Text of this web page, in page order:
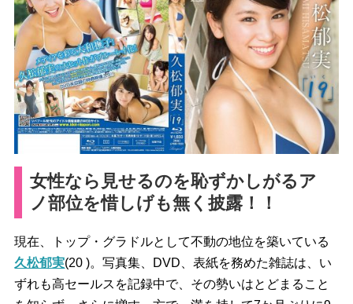
女性なら見せるのを恥ずかしがるア
ノ部位を惜しげも無く披露！！
現在、トップ・グラドルとして不動の地位を築いている
久松郁実(20 )。写真集、 DVD 、表紙を務めた雑誌は、い
ずれも高セールスを記録中で、その勢いはとどまること